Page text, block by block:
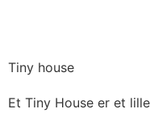
Tiny house
Et Tiny House er et